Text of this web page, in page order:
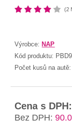
(2
Výrobce: NAP
Kód produktu:
Počet kusů na autě:
Cena s DPH:
Bez DPH: